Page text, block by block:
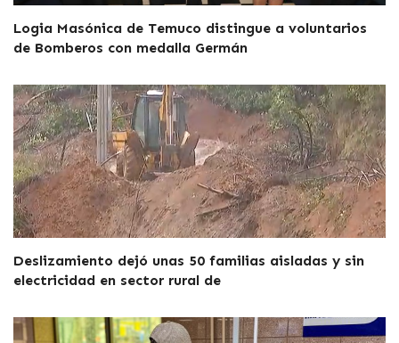
Logia Masónica de Temuco distingue a voluntarios
de Bomberos con medalla Germán
Deslizamiento dejó unas 50 familias aisladas y sin
electricidad en sector rural de